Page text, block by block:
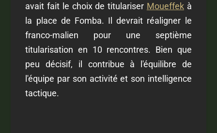
avait fait le choix de titulariser Moueffekà
la place de Fomba. Il devrait réaligner le
franco-malien pour une septième
titularisation en 10 rencontres. Bien que
peu décisif, il contribue à l'équilibre de
l'équipe par son activité et son intelligence
tactique.